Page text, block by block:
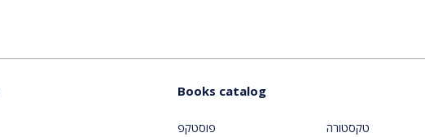
Books catalog
פוסטקפ
טקסטורה